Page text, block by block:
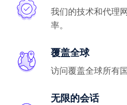
我们的技术和代理
率。
覆盖全球
访问覆盖全球所有
无限的会话